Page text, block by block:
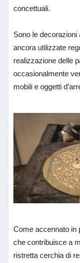
concettuali.
Sono le
ancora utilizzate
realizzazione delle
occasionalmente
mobili e oggetti
Come accennato in
che contribuisce a
ristretta cerchia di